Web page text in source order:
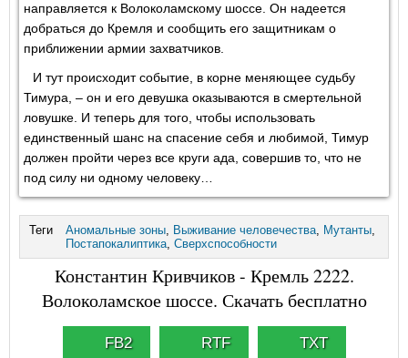
направляется к Волоколамскому шоссе. Он надеется
добраться до Кремля и сообщить его защитникам о
приближении армии захватчиков.
И тут происходит событие, в корне меняющее судьбу
Тимура, – он и его девушка оказываются в смертельной
ловушке. И теперь для того, чтобы использовать
единственный шанс на спасение себя и любимой, Тимур
должен пройти через все круги ада, совершив то, что не
под силу ни одному человеку…
Теги Аномальные зоны, Выживание человечества, Мутанты,
Постапокалиптика, Сверхспособности
Константин Кривчиков - Кремль 2222.
Волоколамское шоссе. Скачать бесплатно
FB2 RTF TXT